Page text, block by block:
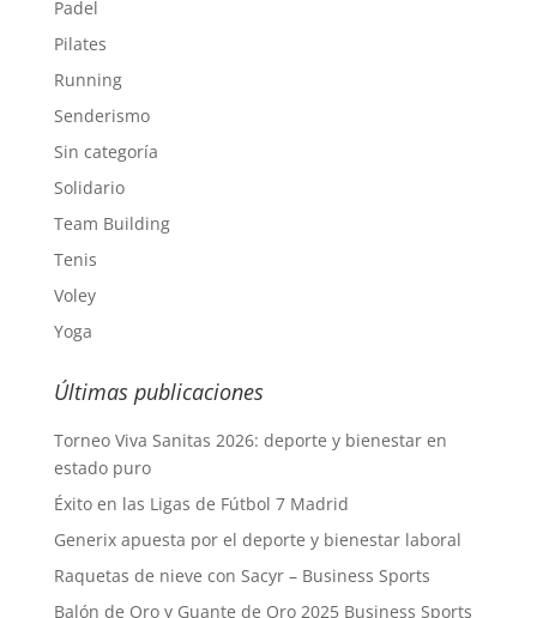
Padel
Pilates
Running
Senderismo
Sin categoría
Solidario
Team Building
Tenis
Voley
Yoga
Últimas publicaciones
Torneo Viva Sanitas 2026: deporte y bienestar en
estado puro
Éxito en las Ligas de Fútbol 7 Madrid
Generix apuesta por el deporte y bienestar laboral
Raquetas de nieve con Sacyr – Business Sports
Balón de Oro y Guante de Oro 2025 Business Sports